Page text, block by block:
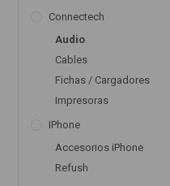
Connectech
Audio
Cables
Fichas / Cargadores
Impresoras
IPhone
Accesorios iPhone
Refush